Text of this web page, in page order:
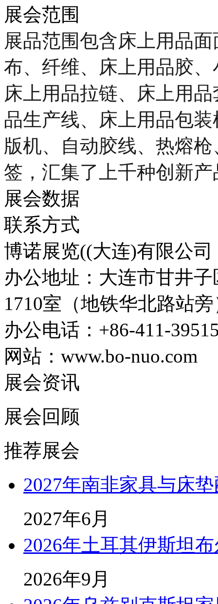
展会范围
展品范围包含床上用品
布、纤维、床上用品胶
床上用品拉链、床上用
品生产线、床上用品包
版机、自动胶线、热熔
签，汇集了上千种创新
展会数据
联系方式
博诺展览((大连)有限公司
办公地址：大连市甘井
1710室（地铁华北路站
办公电话：+86-411-
网站：www.bo-nuo.com
展会资讯
展会回顾
推荐展会
2027年南非家具与床
2027年6月
2026年土耳其伊斯坦
2026年9月